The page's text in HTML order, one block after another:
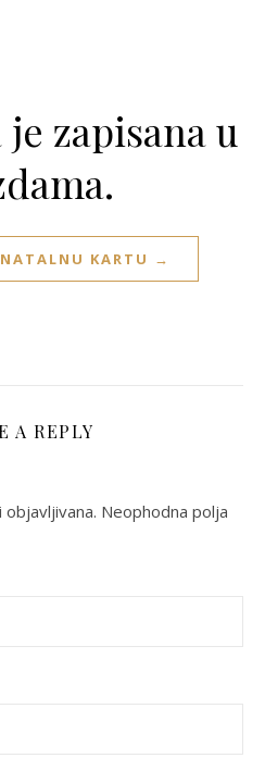
zapisana u
KARTU →
A REPLY
objavljivana. Neophodna polja